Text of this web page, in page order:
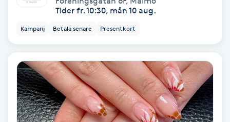
Ansiktsbehandling djuprengörande
Balayage
Bambumassage
Tider fr. 10:30, mån 10 aug.
Kampanj Betala senare Presentkort